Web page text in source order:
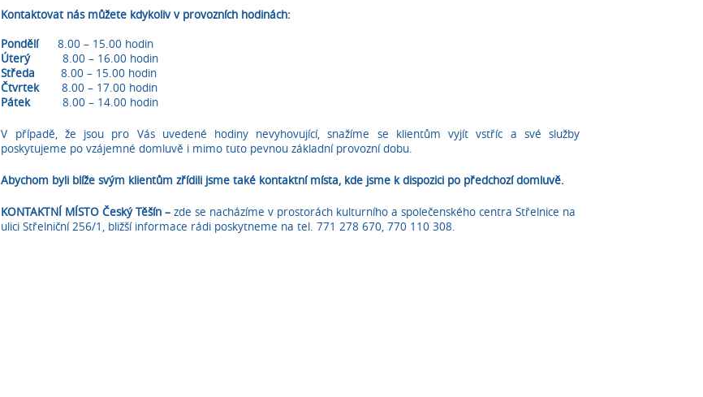
Kontaktovat nás můžete kdykoliv v provozních hodinách:
Pondělí8.00 – 15.00 hodin
Úterý8.00 – 16.00 hodin
Středa 8.00 – 15.00 hodin
Čtvrtek8.00 – 17.00 hodin
Pátek8.00 – 14.00 hodin
V případě, že jsou pro Vás uvedené hodiny nevyhovující, snažíme se klientům vyjít vstříc a své služby
poskytujeme po vzájemné domluvě i mimo tuto pevnou základní provozní dobu.
Abychom byli blíže svým klientům zřídili jsme také kontaktní místa, kde jsme k dispozici po předchozí domluvě.
KONTAKTNÍ MÍSTOČeský Těšín –zde se nacházíme v prostorách kulturního a společenského centra Střelnice na
ulici Střelniční 256/1, bližší informace rádi poskytneme na tel. 771 278 670, 770 110 308.